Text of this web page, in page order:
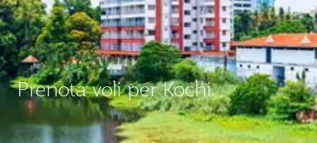
Prenota voli per Kochi